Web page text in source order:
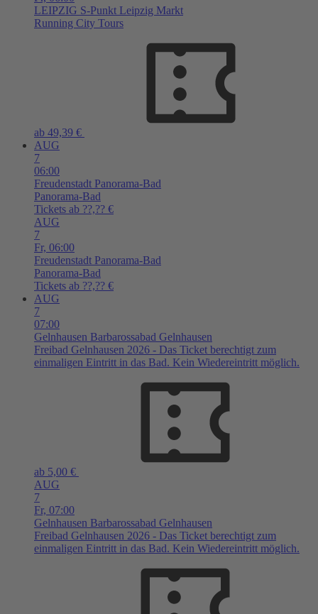
LEIPZIG S-Punkt Leipzig Markt
Running City Tours
ab 49,39 €
AUG
7
06:00
Freudenstadt Panorama-Bad
Panorama-Bad
Tickets ab ??,?? €
AUG
7
Fr, 06:00
Freudenstadt Panorama-Bad
Panorama-Bad
Tickets ab ??,?? €
AUG
7
07:00
Gelnhausen Barbarossabad Gelnhausen
Freibad Gelnhausen 2026 - Das Ticket berechtigt zum
einmaligen Eintritt in das Bad. Kein Wiedereintritt möglich.
ab 5,00 €
AUG
7
Fr, 07:00
Gelnhausen Barbarossabad Gelnhausen
Freibad Gelnhausen 2026 - Das Ticket berechtigt zum
einmaligen Eintritt in das Bad. Kein Wiedereintritt möglich.